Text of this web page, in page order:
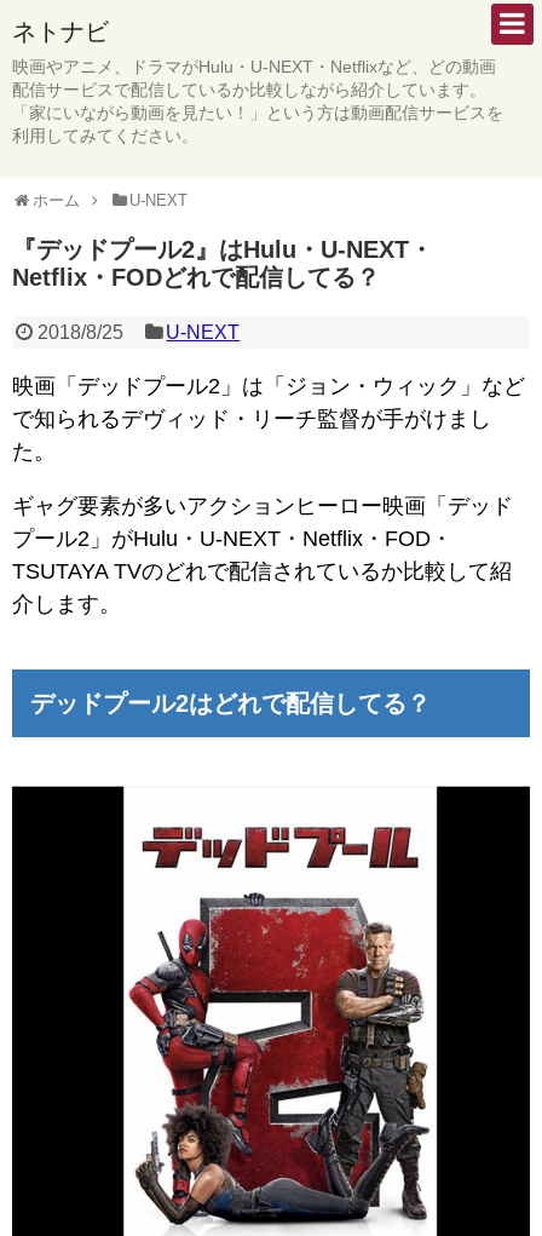
ネトナビ
映画やアニメ、ドラマがHulu・U-NEXT・Netflixなど、どの動画
配信サービスで配信しているか比較しながら紹介しています。
「家にいながら動画を見たい！」という方は動画配信サービスを
利用してみてください。
ホーム U-NEXT
『デッドプール2』はHulu・U-NEXT・
Netflix・FODどれで配信してる？
2018/8/25 U-NEXT
映画「デッドプール2」は「ジョン・ウィック」など
で知られるデヴィッド・リーチ監督が手がけまし
た。
ギャグ要素が多いアクションヒーロー映画「デッド
プール2」がHulu・U-NEXT・Netflix・FOD・
TSUTAYA TVのどれで配信されているか比較して紹
介します。
デッドプール2はどれで配信してる？